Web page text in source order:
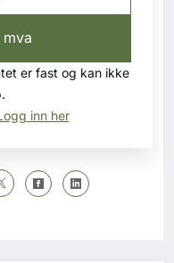
er fast og kan ikke
inn her